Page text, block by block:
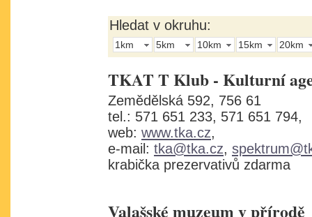
Hledat v okruhu:
1km 5km 10km 15km 20km
TKAT T Klub - Kulturní
Zemědělská 592, 756 61
tel.: 571 651 233, 571 651 794,
web: www.tka.cz,
e-mail: tka@tka.cz,
krabička prezervativů zdarma
Valašské muzeum v přírodě